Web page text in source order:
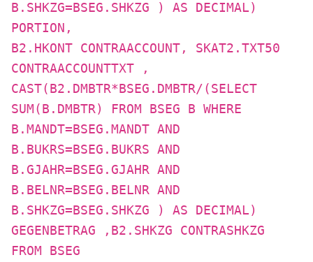
B.SHKZG=BSEG.SHKZG ) AS DECIMAL)
PORTION,
B2.HKONT CONTRAACCOUNT, SKAT2.TXT50
CONTRAACCOUNTTXT ,
CAST(B2.DMBTR*BSEG.DMBTR/(SELECT
SUM(B.DMBTR) FROM BSEG B WHERE
B.MANDT=BSEG.MANDT AND
B.BUKRS=BSEG.BUKRS AND
B.GJAHR=BSEG.GJAHR AND
B.BELNR=BSEG.BELNR AND
B.SHKZG=BSEG.SHKZG ) AS DECIMAL)
GEGENBETRAG ,B2.SHKZG CONTRASHKZG
FROM BSEG